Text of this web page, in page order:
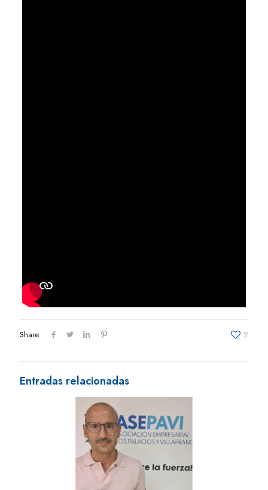
Share 2
Entradas relacionadas